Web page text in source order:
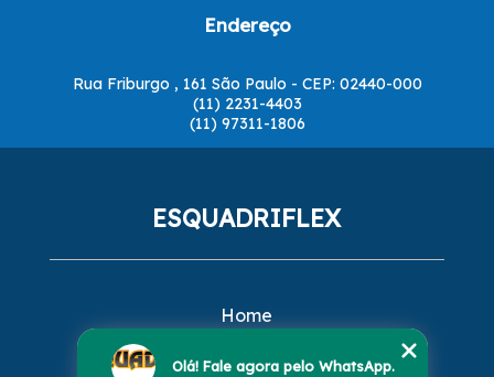
Endereço
Rua Friburgo , 161 São Paulo - CEP: 02440-000
(11) 2231-4403
(11) 97311-1806
ESQUADRIFLEX
Home
Missão
Olá! Fale agora pelo WhatsApp.